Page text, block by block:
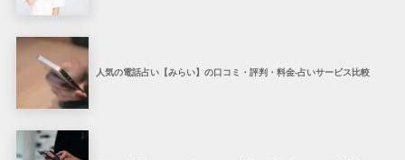
人気の電話占い【みらい】の口コミ・評判・料金-占いサービス比較